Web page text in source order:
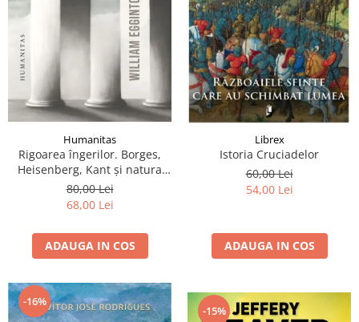
Humanitas
Rigoarea îngerilor. Borges,
Heisenberg, Kant şi natura
ultimă a realităţii
80,00 Lei
68,00 Lei
ADAUGA IN COS
Librex
Istoria Cruciadelor
60,00 Lei
54,00 Lei
ADAUGA IN COS
-16%
-15%